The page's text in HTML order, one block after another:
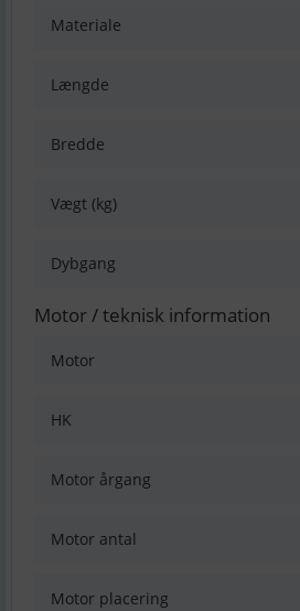
Materiale
Længde
Bredde
Vægt (kg)
Dybgang
Motor / teknisk information
Motor
HK
Motor årgang
Motor antal
Motor placering